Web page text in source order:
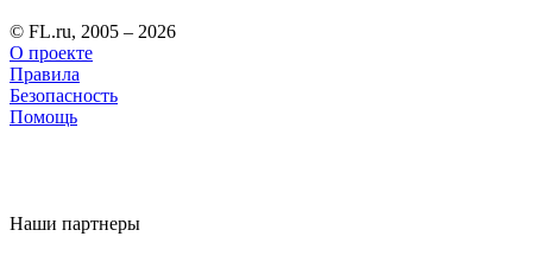
© FL.ru, 2005 – 2026
О проекте
Правила
Безопасность
Помощь
Наши партнеры